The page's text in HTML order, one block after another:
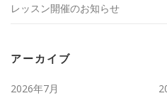
レッスン開催のお知らせ
アーカイブ
2026年7月